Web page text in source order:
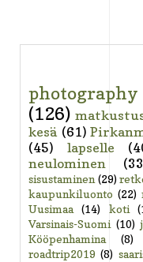
photography
(126)
kesä (61)
(45)
lapselle
neulominen
sisustaminen (29)
kaupunkiluonto (22)
Uusimaa
(14) koti
Varsinais-Suomi (10)
Kööpenhamina
(8)
roadtrip2019 (8)